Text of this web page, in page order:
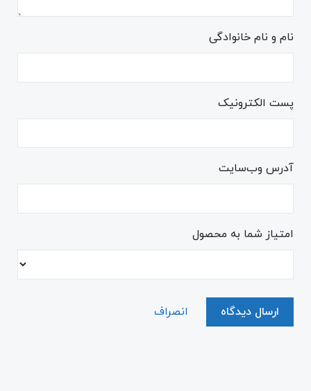
نام و نام خانوادگی
پست الکترونیک
آدرس وب‌سایت
امتیاز شما به محصول
ارسال دیدگاه انصراف